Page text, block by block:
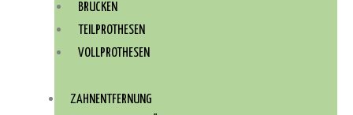
BRÜCKEN
TEILPROTHESEN
VOLLPROTHESEN
ZAHNENTFERNUNG